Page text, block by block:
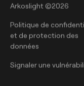
Arkoslight ©2026
Politique de
et de protection des
données
Signaler une